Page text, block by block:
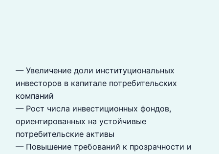
— Увеличение доли институциональных
инвесторов в капитале потребительских
компаний
— Рост числа инвестиционных фондов,
ориентированных на устойчивые
потребительские активы
— Повышение требований к прозрачности и